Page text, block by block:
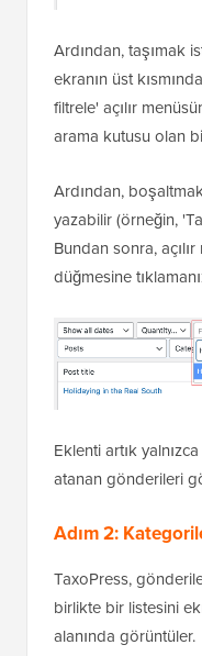
Ardından, taşımak
ekranın üst
filtrele' açılır
arama kutusu olan
Ardından,
yazabilir (örneğin,
Bundan sonra,
düğmesine
Eklenti artık
atanan gönderileri
Adım 2:
TaxoPress,
birlikte bir listesini
alanında görüntüler.